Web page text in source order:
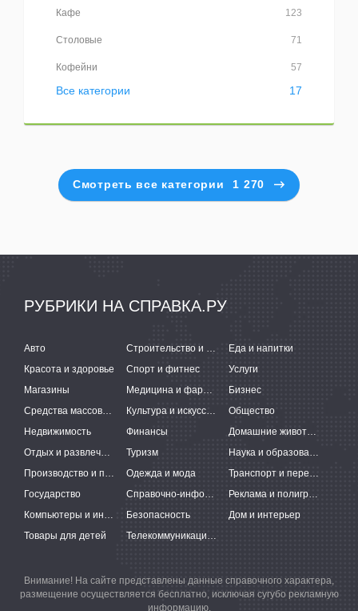
123
Кафе
71
Столовые
57
Кофейни
17
Все категории
Смотреть все категории 1 270
РУБРИКИ НА СПРАВКА.РУ
Авто Строительство и ремонт
Еда и напитки
Красота и здоровье
Спорт и фитнес
Услуги
Магазины
Медицина и фармацевтика
Бизнес
Средства массовой информации
Культура и искусство
Общество
Недвижимость
Финансы
Домашние животные
Отдых и развлечения
Туризм
Наука и образование
Производство и поставки
Одежда и мода
Транспорт и перевозки
Государство
Справочно-информационные системы
Реклама и полиграфия
Компьютеры и интернет
Безопасность
Дом и интерьер
Товары для детей
Телекоммуникации и связь
Внимание! На сайте представлены данные справочного характера,
размещение осуществляется бесплатно, исключая сугубо рекламную
информацию.